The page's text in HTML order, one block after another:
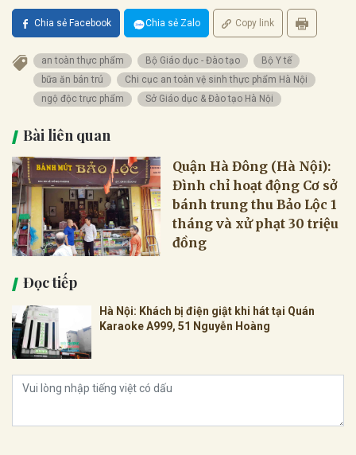
Chia sẻ Facebook Chia sẻ Zalo Copy link
an toàn thực phẩm Bộ Giáo dục - Đào tạo
Bộ Y tế
bữa ăn bán trú
Chi cục an toàn vệ sinh thực phẩm Hà Nội
ngộ độc trực phẩm
Sở Giáo dục & Đào tạo Hà Nội
Bài liên quan
Quận Hà Đông (Hà Nội):
Đình chỉ hoạt động Cơ sở
bánh trung thu Bảo Lộc 1
tháng và xử phạt 30 triệu
đồng
Đọc tiếp
Hà Nội: Khách bị điện giật khi hát tại Quán
Karaoke A999, 51 Nguyễn Hoàng